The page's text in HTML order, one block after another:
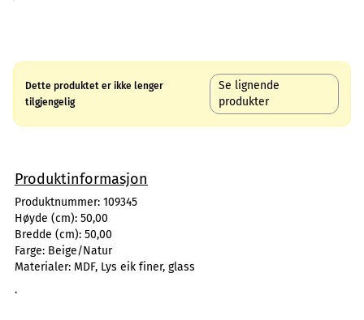
Dette produktet er ikke lenger
tilgjengelig
Se lignende
produkter
Produktinformasjon
Produktnummer: 109345
Høyde (cm): 50,00
Bredde (cm): 50,00
Farge: Beige/Natur
Materialer: MDF, Lys eik finer, glass
.